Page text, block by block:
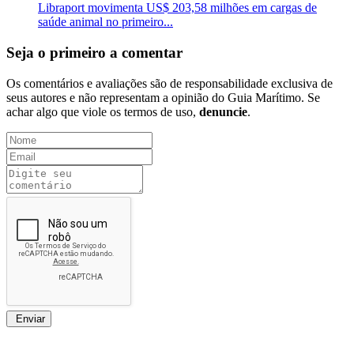
Libraport movimenta US$ 203,58 milhões em cargas de
saúde animal no primeiro...
Seja o primeiro a comentar
Os comentários e avaliações são de responsabilidade exclusiva de
seus autores e não representam a opinião do Guia Marítimo. Se
achar algo que viole os termos de uso, denuncie.
Enviar